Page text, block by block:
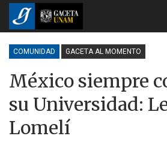
COMUNIDAD GACETA AL MOMENTO
México siempre
su Universidad:
Lomelí